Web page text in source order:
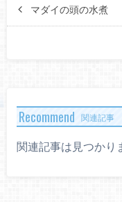
マダイの頭の水煮
Recommend 関連記事
関連記事は見つかり